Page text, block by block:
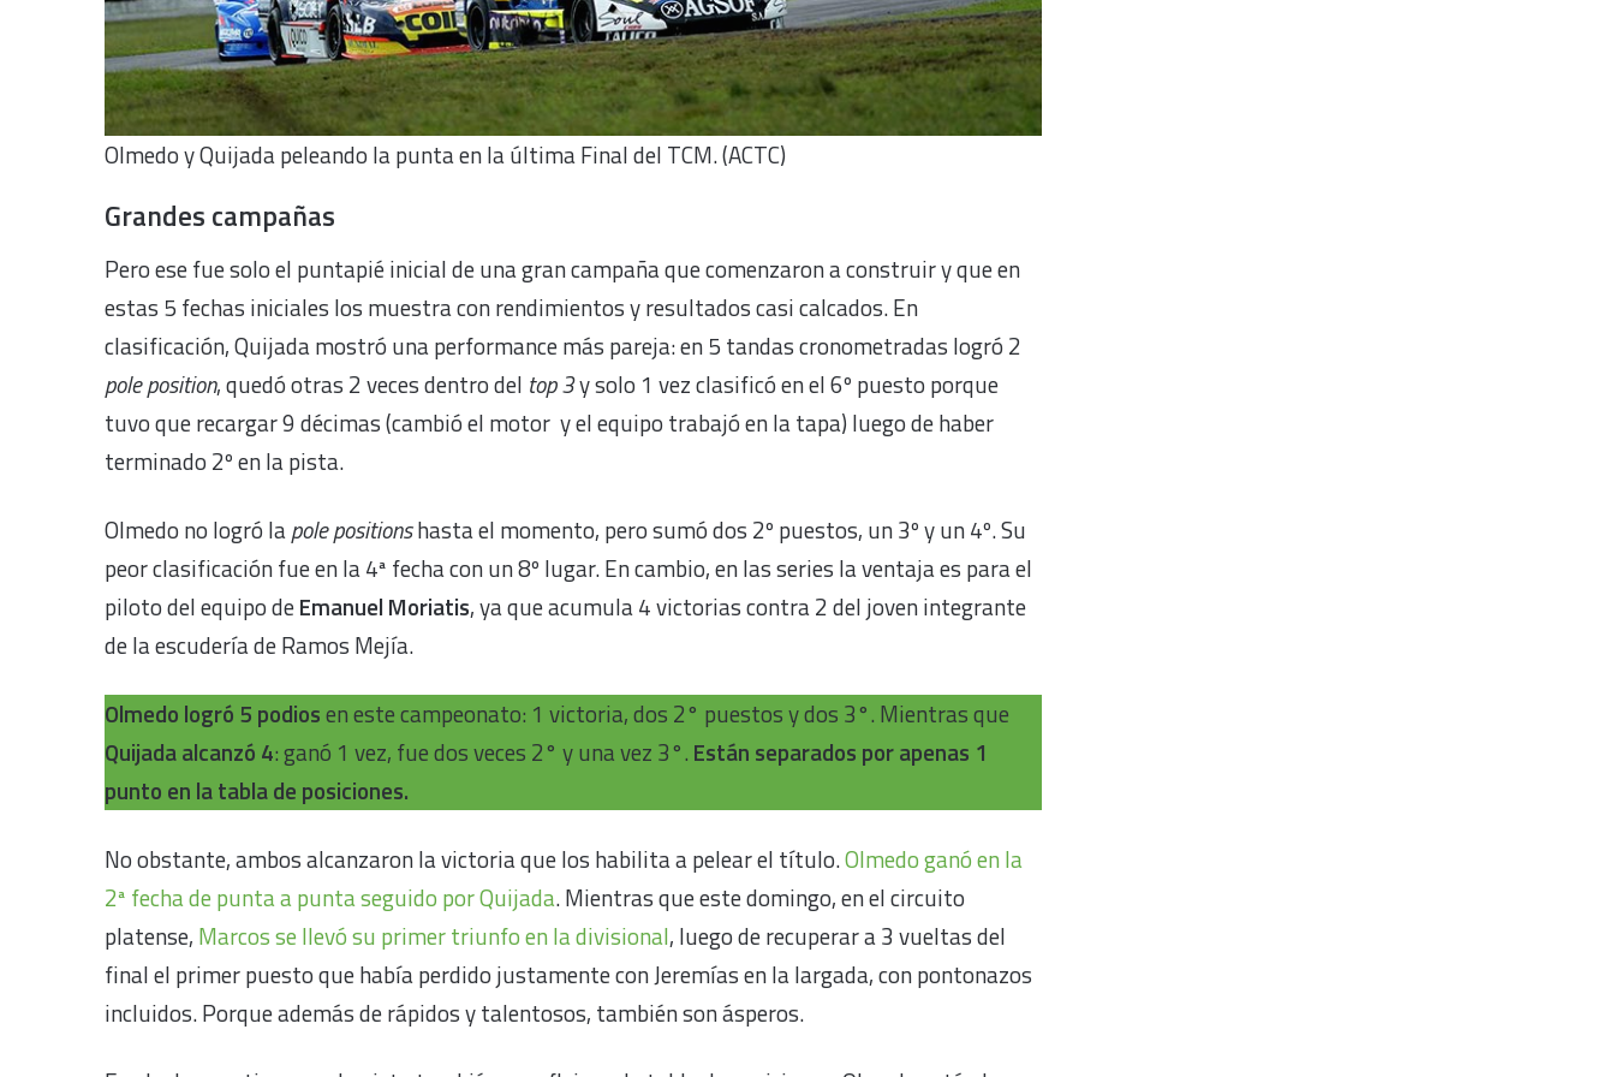
Olmedo y Quijada peleando la punta en la última Final del TCM. (ACTC)
Grandes campañas
Pero ese fue solo el puntapié inicial de una gran campaña que comenzaron a construir y que en
estas 5 fechas iniciales los muestra con rendimientos y resultados casi calcados. En
clasificación, Quijada mostró una performance más pareja: en 5 tandas cronometradas logró 2
pole position, quedó otras 2 veces dentro del top 3y solo 1 vez clasificó en el 6º puesto porque
tuvo que recargar 9 décimas (cambió el motor y el equipo trabajó en la tapa) luego de haber
terminado 2º en la pista.
Olmedo no logró lapole positionshasta el momento, pero sumó dos 2º puestos, un 3º y un 4º. Su
peor clasificación fue en la 4ª fecha con un 8º lugar. En cambio, en las series la ventaja es para el
piloto del equipo deEmanuel Moriatis, ya que acumula 4 victorias contra 2 del joven integrante
de la escudería de Ramos Mejía.
Olmedo logró 5 podiosen este campeonato: 1 victoria, dos 2° puestos y dos 3°. Mientras que
Quijada alcanzó 4: ganó 1 vez, fue dos veces 2° y una vez 3°. Están separados por apenas 1
punto en la tabla de posiciones.
No obstante, ambos alcanzaron la victoria que los habilita a pelear el título.Olmedo ganó en la
2ª fecha de punta a punta seguido por Quijada. Mientras que este domingo, en el circuito
platense, Marcos se llevó su primer triunfo en la divisional, luego de recuperar a 3 vueltas del
final el primer puesto que había perdido justamente con Jeremías en la largada, con pontonazos
incluidos. Porque además de rápidos y talentosos, también son ásperos.